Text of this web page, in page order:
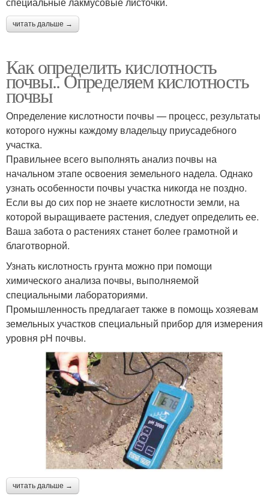
читать дальше →
Как определить кислотность
почвы.. Определяем кислотность
почвы
Определение кислотности почвы — процесс, результаты
которого нужны каждому владельцу приусадебного
участка.
Правильнее всего выполнять анализ почвы на
начальном этапе освоения земельного надела. Однако
узнать особенности почвы участка никогда не поздно.
Если вы до сих пор не знаете кислотности земли, на
которой выращиваете растения, следует определить ее.
Ваша забота о растениях станет более грамотной и
благотворной.
Узнать кислотность грунта можно при помощи
химического анализа почвы, выполняемой
специальными лабораториями.
Промышленность предлагает также в помощь хозяевам
земельных участков специальный прибор для измерения
уровня pH почвы.
читать дальше →